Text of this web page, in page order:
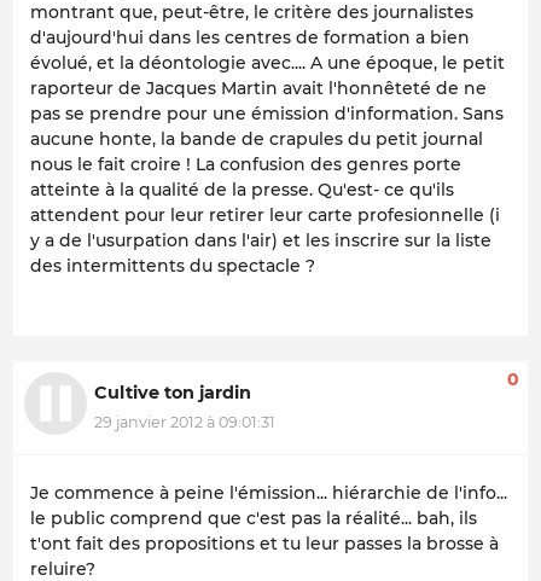
montrant que, peut-être, le critère des journalistes
d'aujourd'hui dans les centres de formation a bien
évolué, et la déontologie avec.... A une époque, le petit
raporteur de Jacques Martin avait l'honnêteté de ne
pas se prendre pour une émission d'information. Sans
aucune honte, la bande de crapules du petit journal
nous le fait croire ! La confusion des genres porte
atteinte à la qualité de la presse. Qu'est- ce qu'ils
attendent pour leur retirer leur carte profesionnelle (i
y a de l'usurpation dans l'air) et les inscrire sur la liste
des intermittents du spectacle ?
Cultive ton jardin
29 janvier 2012 à 09:01:31
0
Je commence à peine l'émission... hiérarchie de l'info...
le public comprend que c'est pas la réalité... bah, ils
t'ont fait des propositions et tu leur passes la brosse à
reluire?